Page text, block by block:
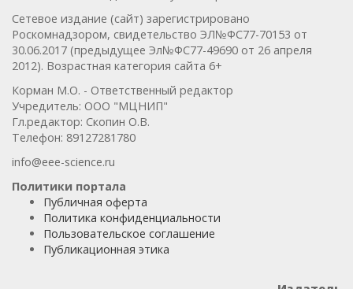
Сетевое издание (сайт) зарегистрировано
Роскомнадзором, свидетельство ЭЛ№ФС77-70153 от
30.06.2017 (предыдущее Эл№ФC77-49690 от 26 апреля
2012). Возрастная категория сайта 6+
Корман М.О. - Ответственный редактор
Учредитель: ООО "МЦНИП"
Гл.редактор: Скопин О.В.
Телефон: 89127281780
info@eee-science.ru
Политики портала
Публичная оферта
Политика конфиденциальности
Пользовательское соглашение
Публикационная этика